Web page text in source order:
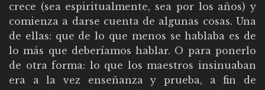
crece (sea espiritualmente, sea por los años) y
comienza a darse cuenta de algunas cosas. Una
de ellas: que de lo que menos se hablaba es de
lo más que deberíamos hablar. O para ponerlo
de otra forma: lo que los maestros insinuaban
era a la vez enseñanza y prueba, a fin de